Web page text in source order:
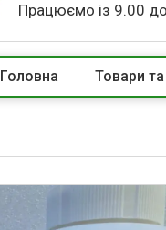
Працюємо із 9.00
Головна Товари